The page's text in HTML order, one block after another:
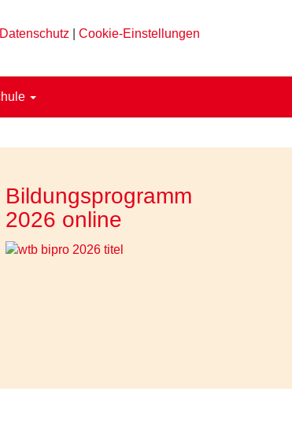
Datenschutz Cookie-Einstellungen
Bildungsprogramm
2026 online